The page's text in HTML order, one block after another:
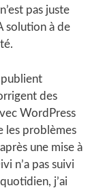
pas juste
solution à de
publient
des
WordPress
les problèmes
une mise à
n’a pas suivi
j’ai